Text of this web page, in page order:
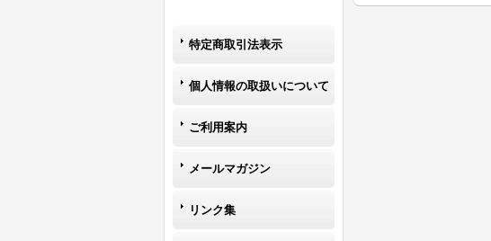
特定商取引法表示
個人情報の取扱いについて
ご利用案内
メールマガジン
リンク集